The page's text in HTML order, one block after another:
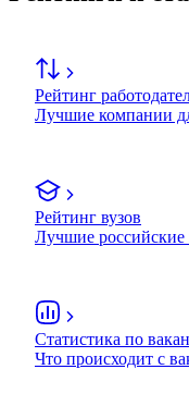
Рейтинг
Лучшие компании
Рейтинг вузов
Лучшие российские
Статистика по
Что происходит с